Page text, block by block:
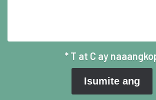
* T at C ay